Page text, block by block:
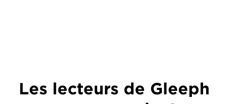
Les lecteurs de Gleeph